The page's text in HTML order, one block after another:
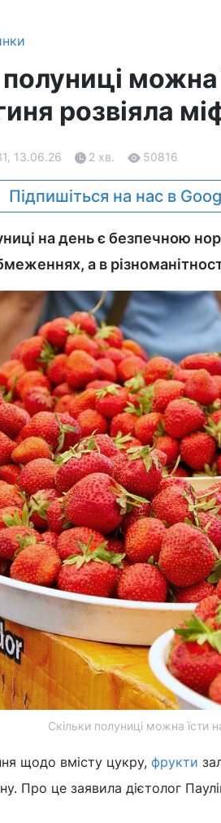
можна
розвіяла
13.06.26 2 хв. 50816
Підпишіться на нас в
на день є безпечною
а в
Скільки полуниці можна їсти
щодо вмісту цукру, фрукти
Про це заявила дієтолог